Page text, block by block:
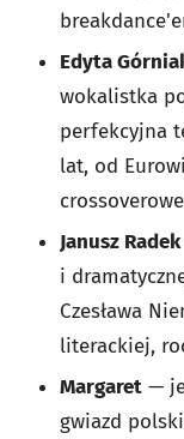
Edyta
wokalistka
perfekcyjna
lat, od
Janusz Radek
i
Czesława
literackiej,
Margaret —
gwiazd